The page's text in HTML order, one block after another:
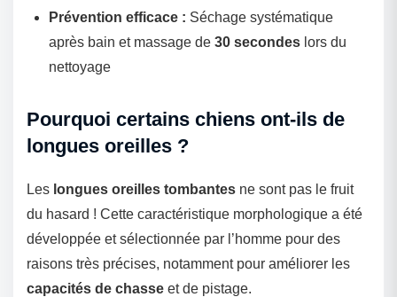
Prévention efficace : Séchage systématique
après bain et massage de 30 secondes lors du
nettoyage
Pourquoi certains chiens ont-ils de
longues oreilles ?
Les longues oreilles tombantes ne sont pas le fruit
du hasard ! Cette caractéristique morphologique a été
développée et sélectionnée par l’homme pour des
raisons très précises, notamment pour améliorer les
capacités de chasse et de pistage.